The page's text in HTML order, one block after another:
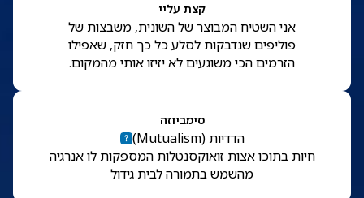
קצת עליי
אני השטיח המבוצר של השונית, משבצות של
פוליפים שנדבקות לסלע כל כך חזק, שאפילו
הזרמים הכי משוגעים לא יזיזו אותי מהמקום.
סימביוזה
הדדיות (
Mutualism
)
חיות בתוכו אצות זואוקסנטלות המספקות לו אנרגיה
מהשמש בתמורה לבית גידול